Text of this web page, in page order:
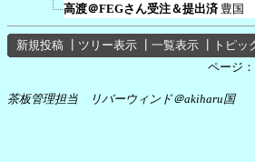
高渡＠FEGさん受注＆提出済 豊国
新規投稿 ツリー表示 一覧表示 トピッ
ページ：
茶板管理担当 リバーウィンド＠akiharu国